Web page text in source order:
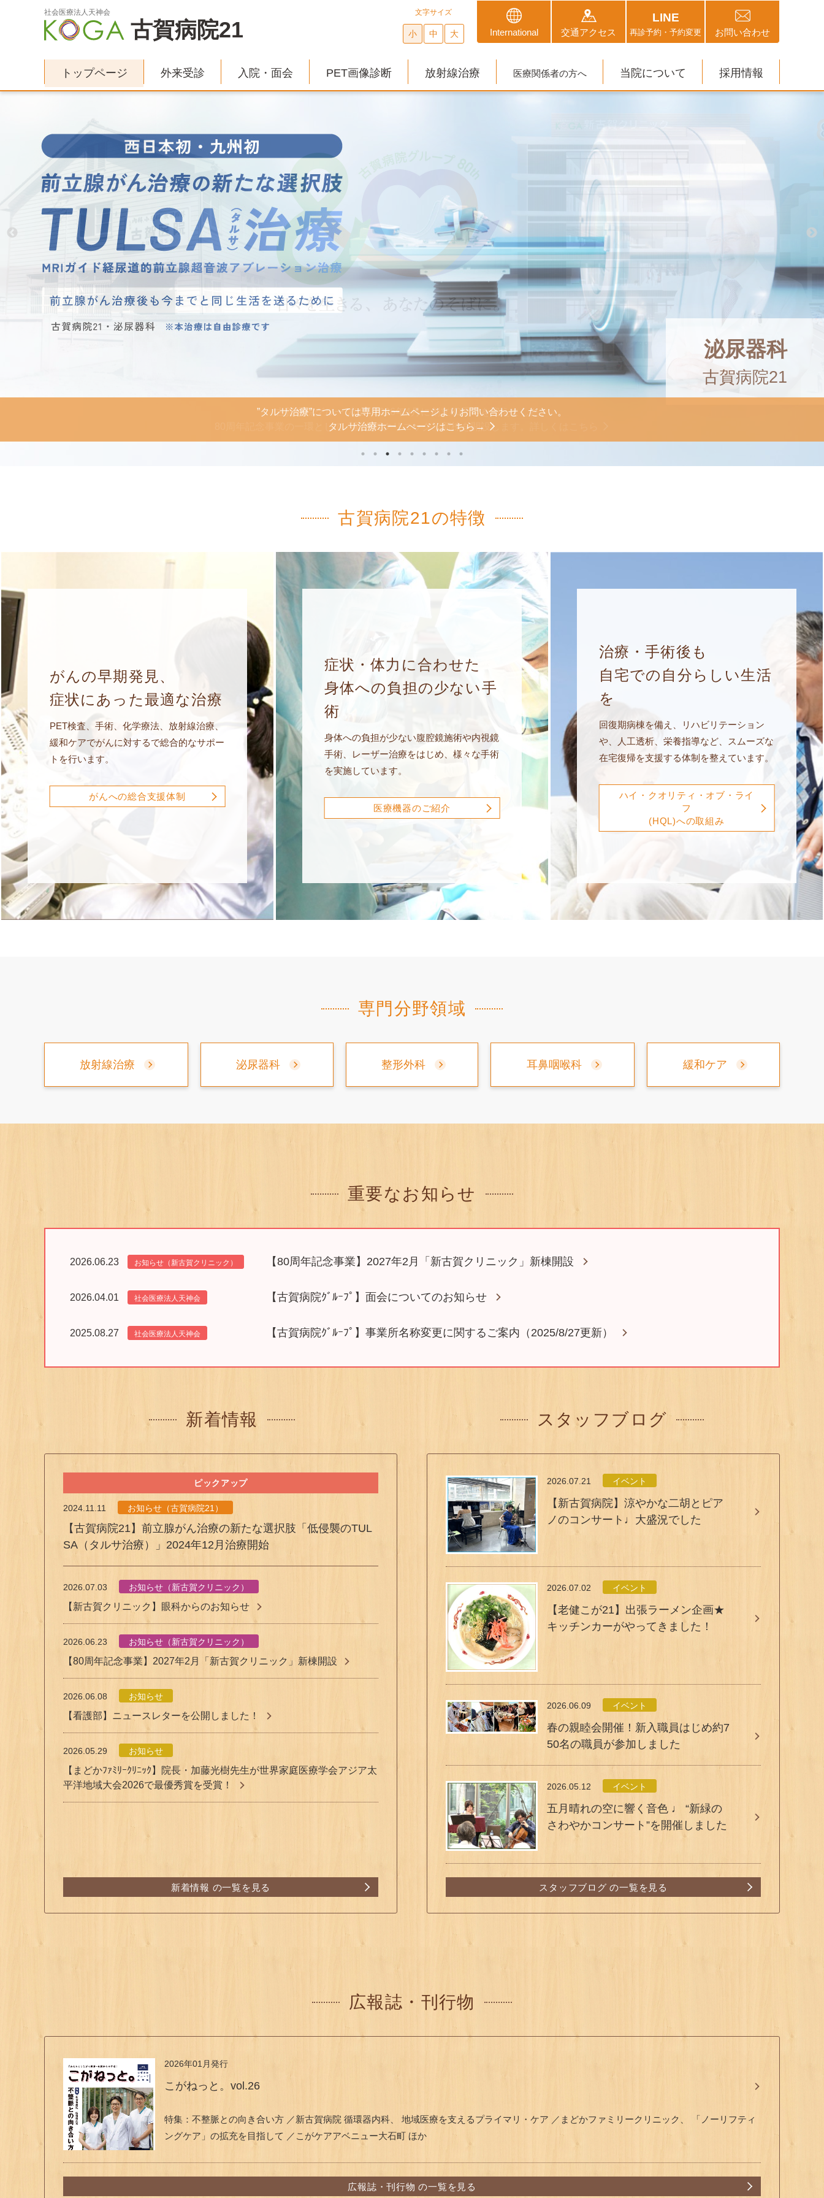
社会医療法人天神会
古賀病院21
文字サイズ
小 中 大 International 交通アクセス
LINE
再診予約・予約変更 お問い合わせ
トップページ 外来受診 入院・面会 PET画像診断 放射線治療 医療関係者の方へ 当院について 採用情報
がんへの総合的なサポートを行い、「人々の豊かな生涯を支援する医療・介護」を常に考える病院でありたいと
思います。
古賀病院グループは、2026年4月に創立80周年を迎えました。
80周年記念事業の一環として「新古賀クリニック」新棟を開設します。詳しくはこちら
泌尿器科
古賀病院21
”タルサ治療”については専用ホームページよりお問い合わせください。
タルサ治療ホームぺージはこちら→
開設から20年以上、6万件を超える実績！核医学専門医によるPET画像診断。
PETがん健診について、詳しくはコチラから
天神会の公式ラインから 新古賀病院・古賀病院21・新古賀クリニックの【●再診予約●予約変更●予約確認】の
手続きができます！詳しくこちら
”タルサ治療”については専用ホームページよりお問い合わせください。
タルサ治療ホームぺージはこちら→
PET検査、手術、化学療法、放射線治療、緩和ケアでがんに対する総合的なサポートを行います。
開設から20年以上、6万件を超える実績！核医学専門医によるPET画像診断。
PETがん健診について、詳しくはコチラから
”タルサ治療”については専用ホームページよりお問い合わせください。
タルサ治療ホームぺージはこちら→
古賀病院21の特徴
がんの早期発見、
症状にあった最適な治療
PET検査、手術、化学療法、放射線治療、
緩和ケアでがんに対するで総合的なサポー
トを行います。
がんへの総合支援体制
症状・体力に合わせた
身体への負担の少ない手
術
身体への負担が少ない腹腔鏡施術や内視鏡
手術、レーザー治療をはじめ、様々な手術
を実施しています。
医療機器のご紹介
治療・手術後も
自宅での自分らしい生活
を
回復期病棟を備え、リハビリテーション
や、人工透析、栄養指導など、スムーズな
在宅復帰を支援する体制を整えています。
ハイ・クオリティ・オブ・ライ
フ
(HQL)への取組み
専門分野領域
放射線治療 泌尿器科 整形外科 耳鼻咽喉科 緩和ケア
重要なお知らせ
2026.06.23 お知らせ（新古賀クリニック） 【80周年記念事業】2027年2月「新古賀クリニック」新棟開設
2026.04.01 社会医療法人天神会 【古賀病院ｸﾞﾙｰﾌﾟ】面会についてのお知らせ
2025.08.27 社会医療法人天神会 【古賀病院ｸﾞﾙｰﾌﾟ】事業所名称変更に関するご案内（2025/8/27更新）
新着情報 スタッフブログ
ピックアップ
2024.11.11 お知らせ（古賀病院21）
【古賀病院21】前立腺がん治療の新たな選択肢「低侵襲のTUL
SA（タルサ治療）」2024年12月治療開始
2026.07.03 お知らせ（新古賀クリニック）
【新古賀クリニック】眼科からのお知らせ
2026.06.23 お知らせ（新古賀クリニック）
【80周年記念事業】2027年2月「新古賀クリニック」新棟開設
2026.06.08 お知らせ
【看護部】ニュースレターを公開しました！
2026.05.29 お知らせ
【まどかﾌｧﾐﾘｰｸﾘﾆｯｸ】院長・加藤光樹先生が世界家庭医療学会アジア太
平洋地域大会2026で最優秀賞を受賞！
新着情報 の一覧を見る
2026.07.21 イベント
【新古賀病院】涼やかな二胡とピア
ノのコンサート♩大盛況でした
2026.07.02 イベント
【老健こが21】出張ラーメン企画★
キッチンカーがやってきました！
2026.06.09 イベント
春の親睦会開催！新入職員はじめ約7
50名の職員が参加しました
2026.05.12 イベント
五月晴れの空に響く音色 ♩ “新緑の
さわやかコンサート”を開催しました
スタッフブログ の一覧を見る
広報誌・刊行物
2026年01月発行
こがねっと。vol.26
特集：不整脈との向き合い方 ／新古賀病院 循環器内科、 地域医療を支えるプライマリ・ケア ／まどかファミリークリニック、 「ノーリフティ
ングケア」の拡充を目指して ／こがケアアベニュー大石町 ほか
広報誌・刊行物 の一覧を見る